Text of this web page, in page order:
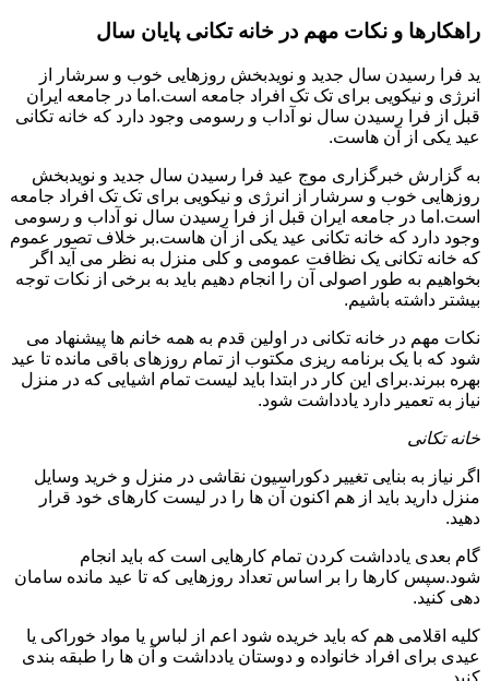
راهکارها و نکات مهم در خانه تکانی پایان سال
ید فرا رسیدن سال جدید و نویدبخش روزهایی خوب و سرشار از
انرژی و نیکویی برای تک تک افراد جامعه است.اما در جامعه ایران
قبل از فرا رسیدن سال نو آداب و رسومی وجود دارد که خانه تکانی
عید یکی از آن هاست.
به گزارش خبرگزاری موج عید فرا رسیدن سال جدید و نویدبخش
روزهایی خوب و سرشار از انرژی و نیکویی برای تک تک افراد جامعه
است.اما در جامعه ایران قبل از فرا رسیدن سال نو آداب و رسومی
وجود دارد که خانه تکانی عید یکی از آن هاست.بر خلاف تصور عموم
که خانه تکانی یک نظافت عمومی و کلی منزل به نظر می آید اگر
بخواهیم به طور اصولی آن را انجام دهیم باید به برخی از نکات توجه
بیشتر داشته باشیم.
نکات مهم در خانه تکانی در اولین قدم به همه خانم ها پیشنهاد می
شود که با یک برنامه ریزی مکتوب از تمام روزهای باقی مانده تا عید
بهره ببرند.برای این کار در ابتدا باید لیست تمام اشیایی که در منزل
نیاز به تعمیر دارد یادداشت شود.
خانه تکانی
اگر نیاز به بنایی تغییر دکوراسیون نقاشی در منزل و خرید وسایل
منزل دارید باید از هم اکنون آن ها را در لیست کارهای خود قرار
دهید.
گام بعدی یادداشت کردن تمام کارهایی است که باید انجام
شود.سپس کارها را بر اساس تعداد روزهایی که تا عید مانده سامان
دهی کنید.
کلیه اقلامی هم که باید خریده شود اعم از لباس یا مواد خوراکی یا
عیدی برای افراد خانواده و دوستان یادداشت و آن ها را طبقه بندی
کنید.